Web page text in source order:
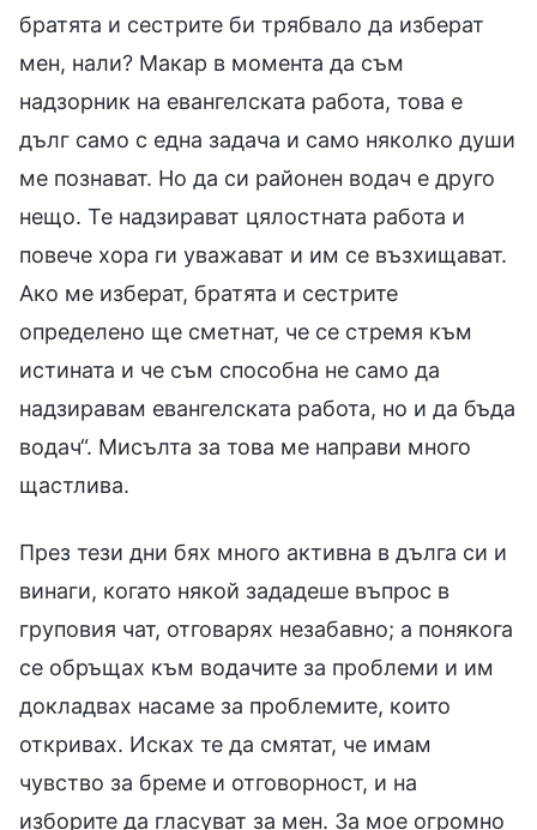
братята и сестрите би трябвало да изберат
мен, нали? Макар в момента да съм
надзорник на евангелската работа, това е
дълг само с една задача и само няколко души
ме познават. Но да си районен водач е друго
нещо. Те надзирават цялостната работа и
повече хора ги уважават и им се възхищават.
Ако ме изберат, братята и сестрите
определено ще сметнат, че се стремя към
истината и че съм способна не само да
надзиравам евангелската работа, но и да бъда
водач“. Мисълта за това ме направи много
щастлива.
През тези дни бях много активна в дълга си и
винаги, когато някой зададеше въпрос в
груповия чат, отговарях незабавно; а понякога
се обръщах към водачите за проблеми и им
докладвах насаме за проблемите, които
откривах. Исках те да смятат, че имам
чувство за бреме и отговорност, и на
изборите да гласуват за мен. За мое огромно